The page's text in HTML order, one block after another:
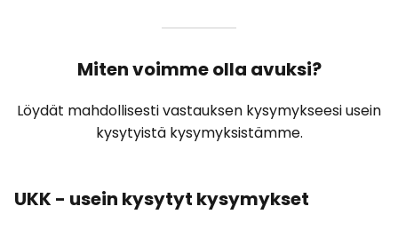
Miten voimme olla avuksi?
Löydät mahdollisesti vastauksen kysymykseesi usein
kysytyistä kysymyksistämme.
UKK - usein kysytyt kysymykset